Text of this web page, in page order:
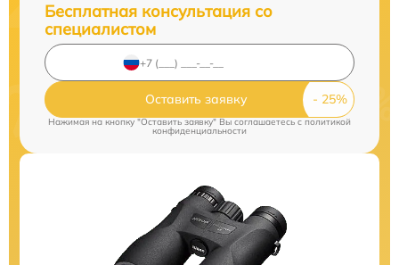
Бесплатная консультация со
специалистом
Оставить заявку
Нажимая на кнопку "Оставить заявку" Вы соглашаетесь cполитикой
конфиденциальности